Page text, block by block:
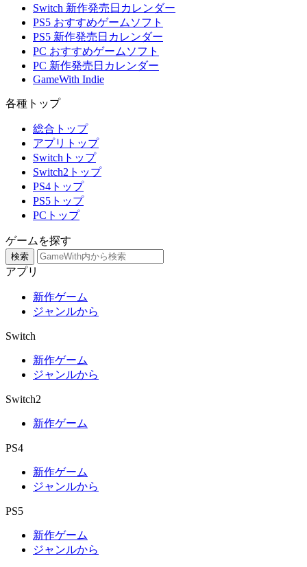
Switch 新作発売日カレンダー
PS5 おすすめゲームソフト
PS5 新作発売日カレンダー
PC おすすめゲームソフト
PC 新作発売日カレンダー
GameWith Indie
各種トップ
総合トップ
アプリトップ
Switchトップ
Switch2トップ
PS4トップ
PS5トップ
PCトップ
ゲームを探す
検索
アプリ
新作ゲーム
ジャンルから
Switch
新作ゲーム
ジャンルから
Switch2
新作ゲーム
PS4
新作ゲーム
ジャンルから
PS5
新作ゲーム
ジャンルから